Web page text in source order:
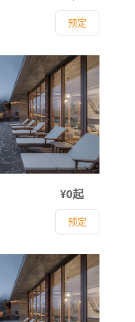
预定
¥0起
预定